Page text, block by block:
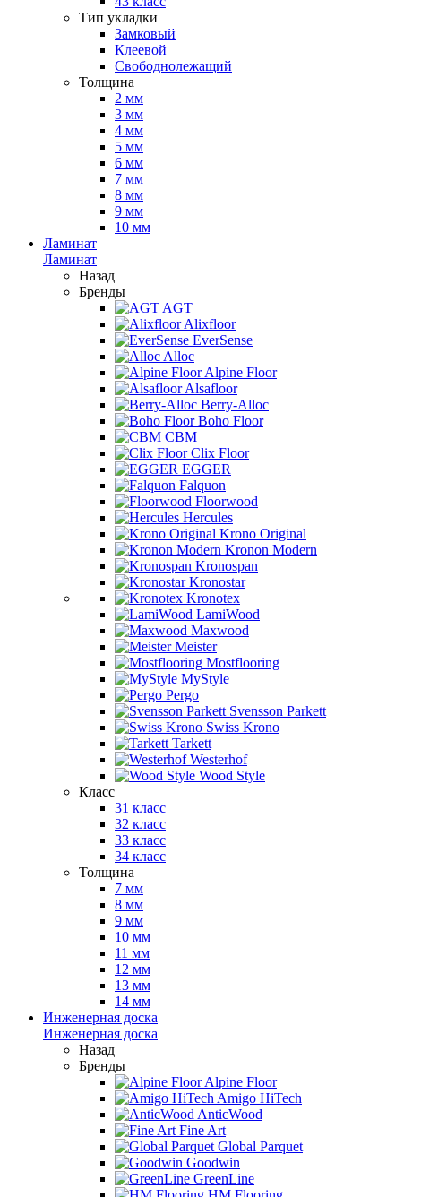
Тип укладки
Замковый
Клеевой
Свободнолежащий
Толщина
2 мм
3 мм
4 мм
5 мм
6 мм
7 мм
8 мм
9 мм
10 мм
Ламинат
Ламинат
Назад
Бренды
AGT
Alixfloor
EverSense
Alloc
Alpine Floor
Alsafloor
Berry-Alloc
Boho Floor
CBM
Clix Floor
EGGER
Falquon
Floorwood
Hercules
Krono Original
Kronon Modern
Kronospan
Kronostar
Kronotex
LamiWood
Maxwood
Meister
Mostflooring
MyStyle
Pergo
Svensson Parkett
Swiss Krono
Tarkett
Westerhof
Wood Style
Класс
31 класс
32 класс
33 класс
34 класс
Толщина
7 мм
8 мм
9 мм
10 мм
11 мм
12 мм
13 мм
14 мм
Инженерная доска
Инженерная доска
Назад
Бренды
Alpine Floor
Amigo HiTech
AnticWood
Fine Art
Global Parquet
Goodwin
GreenLine